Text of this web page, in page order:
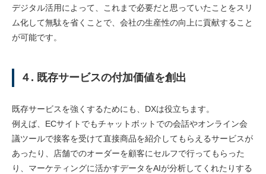
デジタル活用によって、これまで必要だと思っていたことをスリ
ム化して無駄を省くことで、会社の生産性の向上に貢献すること
が可能です。
４. 既存サービスの付加価値を創出
既存サービスを強くするためにも、DXは役立ちます。
例えば、ECサイトでもチャットボットでの会話やオンライン会
議ツールで接客を受けて直接商品を紹介してもらえるサービスが
あったり、店舗でのオーダーを顧客にセルフで行ってもらった
り、マーケティングに活かすデータをAIが分析してくれたりする